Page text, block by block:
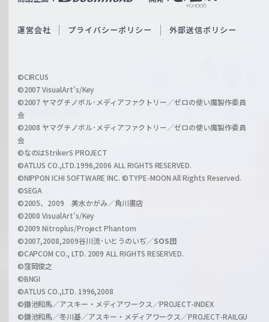
c
a
r
z
O
i
l
h
a
n
l
運営会社 プライバシーポリシー 外部送信ポリシー
©CIRCUS
©2007 VisualArt's/Key
©2007 ヤマグチノボル･メディアファクトリー／ゼロの使い魔製作委員
会
©2008 ヤマグチノボル･メディアファクトリー／ゼロの使い魔製作委員
会
©なのはStrikerS PROJECT
©ATLUS CO.,LTD.1996,2006 ALL RIGHTS RESERVED.
©NIPPON ICHI SOFTWARE INC. ©TYPE-MOON All Rights Reserved.
©SEGA
©2005、2009 美水かがみ／角川書店
©2008 VisualArt's/Key
©2009 Nitroplus/Project Phantom
©2007,2008,2009谷川流･いとうのいぢ／SOS団
©CAPCOM CO., LTD. 2009 ALL RIGHTS RESERVED.
©窪岡俊之
©BNGI
©ATLUS CO.,LTD. 1996,2008
©鎌池和馬／アスキー・メディアワークス／PROJECT-INDEX
©鎌池和馬／冬川基／アスキー・メディアワークス／PROJECT-RAILGU